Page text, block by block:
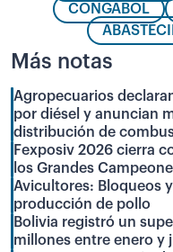
CONGABOL
Más notas
Agropecuarios
por diésel y anuncian
distribución de
Fexposiv 2026 cierra
los Grandes
Avicultores: Bloqueos
producción de pollo
Bolivia registró un
millones entre enero y